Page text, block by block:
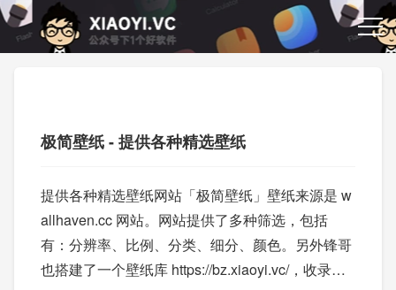
极简壁纸 - 提供各种精选壁纸
提供各种精选壁纸网站「极简壁纸」壁纸来源是 w
allhaven.cc 网站。网站提供了多种筛选，包括
有：分辨率、比例、分类、细分、颜色。另外锋哥
也搭建了一个壁纸库 https://bz.xiaoyi.vc/，收录了